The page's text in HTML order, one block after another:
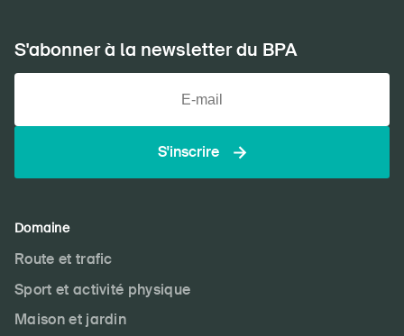
DE FR
S'abonner à la newsletter
S'abonner à la newsletter du BPA
S'inscrire
Domaine
Route et trafic
Sport et activité physique
Maison et jardin